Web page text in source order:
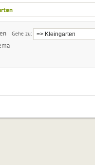
Gehe zu